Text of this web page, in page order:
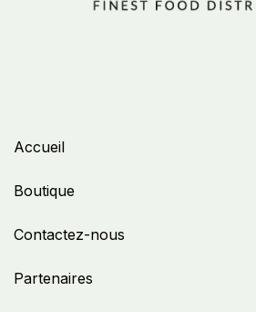
Accueil
Boutique
Contactez-nous
Partenaires